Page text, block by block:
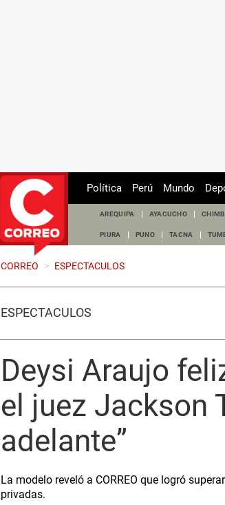
Política Perú Mundo
AREQUIPA AYACUCHO
PIURA PUNO TACNA
CORREO > ESPECTACULOS
ESPECTÁCULOS
Deysi Araujo
el juez Jackson
adelante”
La modelo reveló a CORREO que logró
privadas.